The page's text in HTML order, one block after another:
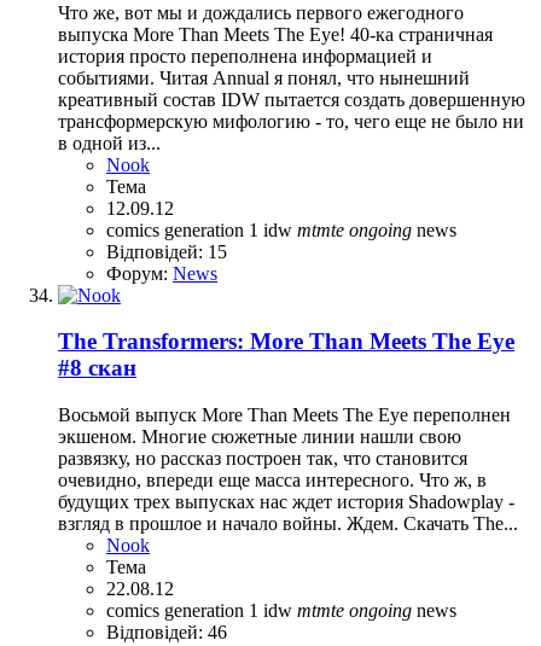
Что же, вот мы и дождались первого ежегодного
выпуска More Than Meets The Eye! 40-ка страничная
история просто переполнена информацией и
событиями. Читая Annual я понял, что нынешний
креативный состав IDW пытается создать довершенную
трансформерскую мифологию - то, чего еще не было ни
в одной из...
Nook
Тема
12.09.12
comics generation 1 idw mtmte ongoing news
Відповідей: 15
Форум: News
The Transformers: More Than Meets The Eye
#8 скан
Восьмой выпуск More Than Meets The Eye переполнен
экшеном. Многие сюжетные линии нашли свою
развязку, но рассказ построен так, что становится
очевидно, впереди еще масса интересного. Что ж, в
будущих трех выпусках нас ждет история Shadowplay -
взгляд в прошлое и начало войны. Ждем. Скачать The...
Nook
Тема
22.08.12
comics generation 1 idw mtmte ongoing news
Відповідей: 46